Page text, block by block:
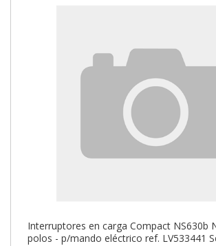
Interruptores en carga Compact NS630b
polos - p/mando eléctrico ref. LV533441